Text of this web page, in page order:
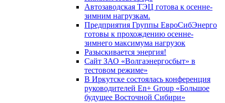
Автозаводская ТЭЦ готова к осенне-
зимним нагрузкам.
Предприятия Группы ЕвроСибЭнерго
готовы к прохождению осенне-
зимнего максимума нагрузок
Разыскивается энергия!
Сайт ЗАО «Волгаэнергосбыт» в
тестовом режиме»
В Иркутске состоялась конференция
руководителей En+ Group «Большое
будущее Восточной Сибири»